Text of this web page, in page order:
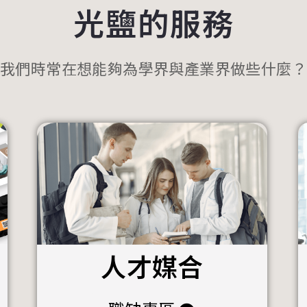
光鹽的服務
我們時常在想能夠為學界與產業界做些什麼？
人才媒合